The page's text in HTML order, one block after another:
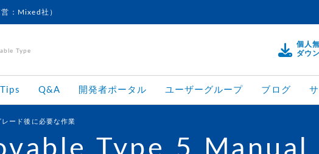
：Mixed社）
Type
個人
ダウ
Tips Q&A 開発者ポータル ユーザーグループ ブログ
ード後に必要な作業